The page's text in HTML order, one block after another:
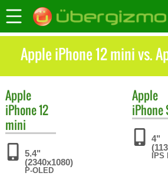
Apple iPhone 12 mini vs.
Apple
iPhone 12
mini
5.4"
(2340x1080)
P-OLED
Apple
iPhone
4"
IPS